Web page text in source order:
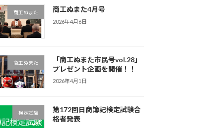
商工ぬまた 商工ぬまた4月号
2026年4月6日
商工ぬまた
「商工ぬまた市民号vol.28」
プレゼント企画を開催！！
2026年4月1日
検定試験
第172回日商簿記検定試験合
格者発表